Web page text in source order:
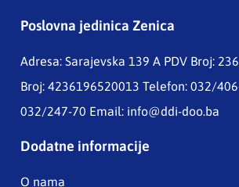
Poslovna jedinica Zenica
Adresa: Sarajevska 139 A PDV Broj:
Broj: 4236196520013 Telefon: 032/
032/247-70 Email: info@ddi-doo.ba
Dodatne informacije
O nama